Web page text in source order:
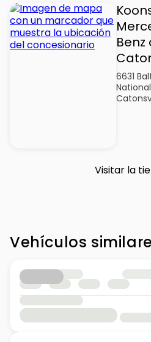
Benz
6631
National
Visitar la
Vehículos